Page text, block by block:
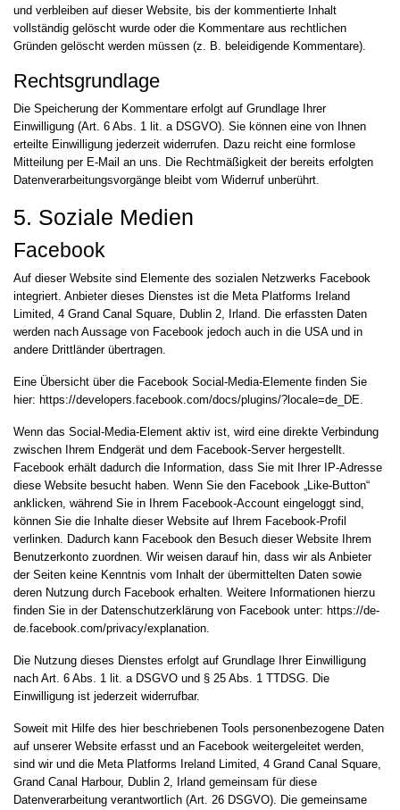
und verbleiben auf dieser Website, bis der kommentierte Inhalt
vollständig gelöscht wurde oder die Kommentare aus rechtlichen
Gründen gelöscht werden müssen (z. B. beleidigende Kommentare).
Rechtsgrundlage
Die Speicherung der Kommentare erfolgt auf Grundlage Ihrer
Einwilligung (Art. 6 Abs. 1 lit. a DSGVO). Sie können eine von Ihnen
erteilte Einwilligung jederzeit widerrufen. Dazu reicht eine formlose
Mitteilung per E-Mail an uns. Die Rechtmäßigkeit der bereits erfolgten
Datenverarbeitungsvorgänge bleibt vom Widerruf unberührt.
5. Soziale Medien
Facebook
Auf dieser Website sind Elemente des sozialen Netzwerks Facebook
integriert. Anbieter dieses Dienstes ist die Meta Platforms Ireland
Limited, 4 Grand Canal Square, Dublin 2, Irland. Die erfassten Daten
werden nach Aussage von Facebook jedoch auch in die USA und in
andere Drittländer übertragen.
Eine Übersicht über die Facebook Social-Media-Elemente finden Sie
hier: https://developers.facebook.com/docs/plugins/?locale=de_DE.
Wenn das Social-Media-Element aktiv ist, wird eine direkte Verbindung
zwischen Ihrem Endgerät und dem Facebook-Server hergestellt.
Facebook erhält dadurch die Information, dass Sie mit Ihrer IP-Adresse
diese Website besucht haben. Wenn Sie den Facebook „Like-Button“
anklicken, während Sie in Ihrem Facebook-Account eingeloggt sind,
können Sie die Inhalte dieser Website auf Ihrem Facebook-Profil
verlinken. Dadurch kann Facebook den Besuch dieser Website Ihrem
Benutzerkonto zuordnen. Wir weisen darauf hin, dass wir als Anbieter
der Seiten keine Kenntnis vom Inhalt der übermittelten Daten sowie
deren Nutzung durch Facebook erhalten. Weitere Informationen hierzu
finden Sie in der Datenschutzerklärung von Facebook unter: https://de-
de.facebook.com/privacy/explanation.
Die Nutzung dieses Dienstes erfolgt auf Grundlage Ihrer Einwilligung
nach Art. 6 Abs. 1 lit. a DSGVO und § 25 Abs. 1 TTDSG. Die
Einwilligung ist jederzeit widerrufbar.
Soweit mit Hilfe des hier beschriebenen Tools personenbezogene Daten
auf unserer Website erfasst und an Facebook weitergeleitet werden,
sind wir und die Meta Platforms Ireland Limited, 4 Grand Canal Square,
Grand Canal Harbour, Dublin 2, Irland gemeinsam für diese
Datenverarbeitung verantwortlich (Art. 26 DSGVO). Die gemeinsame